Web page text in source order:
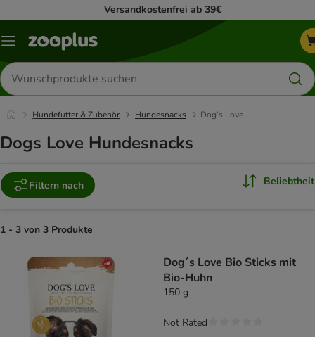
Versandkostenfrei ab 39€
Menü
Produkte
suchen
Hundefutter & Zubehör Hundesnacks Dog’s Love
Dogs Love Hundesnacks
Filtern nach Beliebtheit
1 - 3 von 3 Produkte
Dog´s Love Bio Sticks mit
Bio-Huhn
150 g
Not Rated